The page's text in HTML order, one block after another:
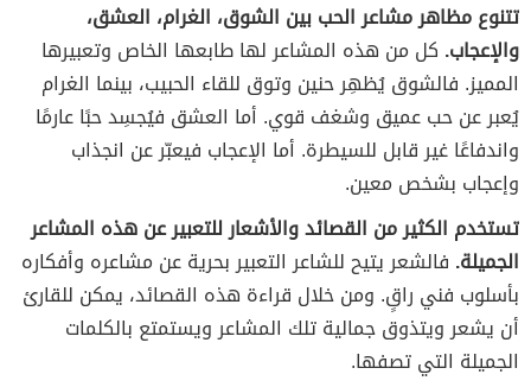
تتنوع مظاهر مشاعر الحب بين الشوق، الغرام، العشق،
والإعجاب. كل من هذه المشاعر لها طابعها الخاص وتعبيرها
المميز. فالشوق يُظهِر حنين وتوق للقاء الحبيب، بينما الغرام
يُعبر عن حب عميق وشغف قوي. أما العشق فيُجسِد حبًا عارمًا
واندفاعًا غير قابل للسيطرة. أما الإعجاب فيعبّر عن انجذاب
وإعجاب بشخص معين.
تستخدم الكثير من القصائد والأشعار للتعبير عن هذه المشاعر
الجميلة. فالشعر يتيح للشاعر التعبير بحرية عن مشاعره وأفكاره
بأسلوب فني راقٍ. ومن خلال قراءة هذه القصائد، يمكن للقارئ
أن يشعر ويتذوق جمالية تلك المشاعر ويستمتع بالكلمات
الجميلة التي تصفها.